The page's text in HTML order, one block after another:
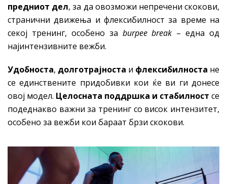
предниот дел, за да овозможи непречени скокови,
странични движења и флексибилност за време на
секој тренинг, особено за burpee break – една од
најинтензивните вежби.
Удобноста, долготрајноста и флексибилноста не
се единствените придобивки кои ќе ви ги донесе
овој модел. Целосната поддршка и стабилност се
подеднакво важни за тренинг со висок интензитет,
особено за вежби кои бараат брзи скокови.